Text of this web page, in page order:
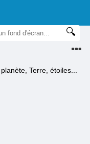
Terre, étoiles...